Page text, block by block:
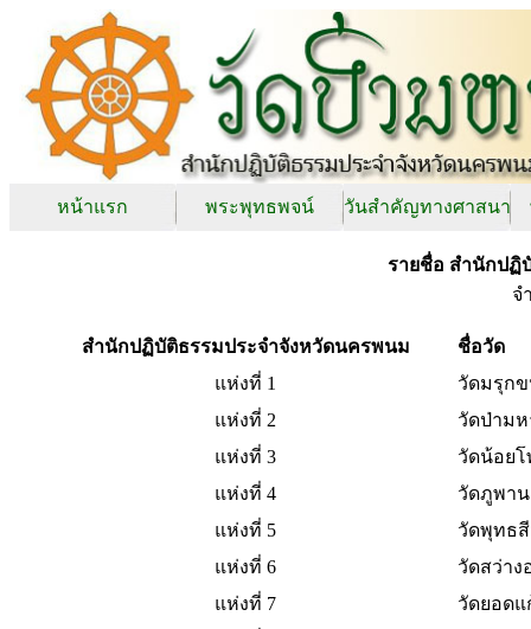
หน้าแรก พระพุทธพจน์ วันสำคัญทางศาสนา
รายชื่อ สำนักปฏิ
จ
สำนักปฏิบัติธรรมประจำจังหวัดนครพนม
ชื่อวัด
แห่งที่ 1
วัดมรุก
แห่งที่ 2
วัดป่าม
แห่งที่ 3
วัดน้อย
แห่งที่ 4
วัดภูพา
แห่งที่ 5
วัดพุทธ
แห่งที่ 6
วัดสว่า
แห่งที่ 7
วัดยอดแ